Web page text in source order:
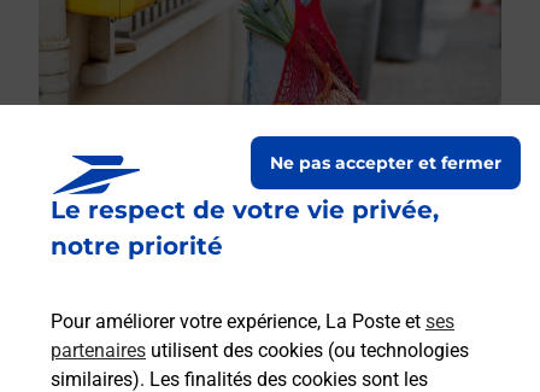
Le respect de votre vie privée,
notre priorité
Pour améliorer votre expérience, La Poste et ses
partenaires utilisent des cookies (ou technologies
similaires). Les finalités des cookies sont les
Ne pas accepter et fermer
Boîte aux lettres La Poste
32 Rue De Guebwiller
68500 Merxheim
Le lien s'ouvre dans un nouvel onglet